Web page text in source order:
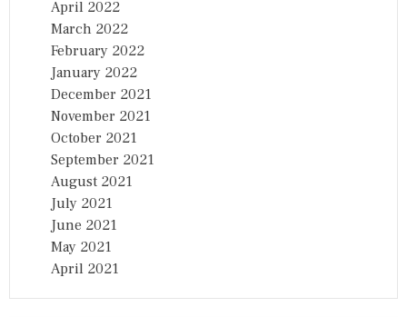
April 2022
March 2022
February 2022
January 2022
December 2021
November 2021
October 2021
September 2021
August 2021
July 2021
June 2021
May 2021
April 2021